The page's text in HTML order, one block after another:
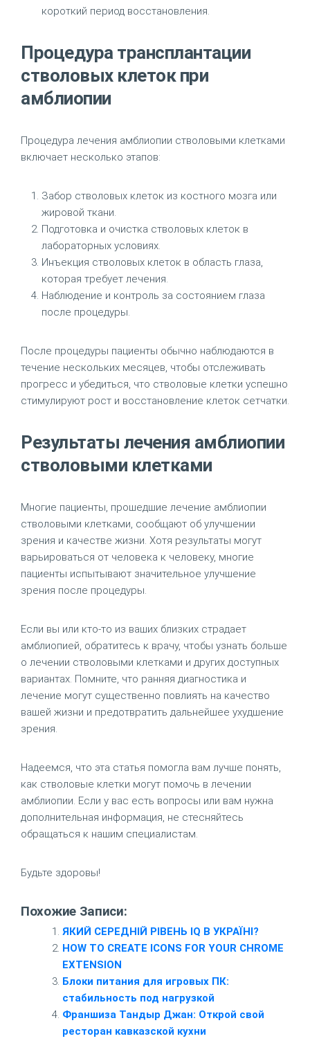
короткий период восстановления.
Процедура трансплантации
стволовых клеток при
амблиопии
Процедура лечения амблиопии стволовыми клетками
включает несколько этапов:
Забор стволовых клеток из костного мозга или
жировой ткани.
Подготовка и очистка стволовых клеток в
лабораторных условиях.
Инъекция стволовых клеток в область глаза,
которая требует лечения.
Наблюдение и контроль за состоянием глаза
после процедуры.
После процедуры пациенты обычно наблюдаются в
течение нескольких месяцев, чтобы отслеживать
прогресс и убедиться, что стволовые клетки успешно
стимулируют рост и восстановление клеток сетчатки.
Результаты лечения амблиопии
стволовыми клетками
Многие пациенты, прошедшие лечение амблиопии
стволовыми клетками, сообщают об улучшении
зрения и качестве жизни. Хотя результаты могут
варьироваться от человека к человеку, многие
пациенты испытывают значительное улучшение
зрения после процедуры.
Если вы или кто-то из ваших близких страдает
амблиопией, обратитесь к врачу, чтобы узнать больше
о лечении стволовыми клетками и других доступных
вариантах. Помните, что ранняя диагностика и
лечение могут существенно повлиять на качество
вашей жизни и предотвратить дальнейшее ухудшение
зрения.
Надеемся, что эта статья помогла вам лучше понять,
как стволовые клетки могут помочь в лечении
амблиопии. Если у вас есть вопросы или вам нужна
дополнительная информация, не стесняйтесь
обращаться к нашим специалистам.
Будьте здоровы!
Похожие Записи:
ЯКИЙ СЕРЕДНІЙ РІВЕНЬ IQ В УКРАЇНІ?
HOW TO CREATE ICONS FOR YOUR CHROME
EXTENSION
Блоки питания для игровых ПК:
стабильность под нагрузкой
Франшиза Тандыр Джан: Открой свой
ресторан кавказской кухни